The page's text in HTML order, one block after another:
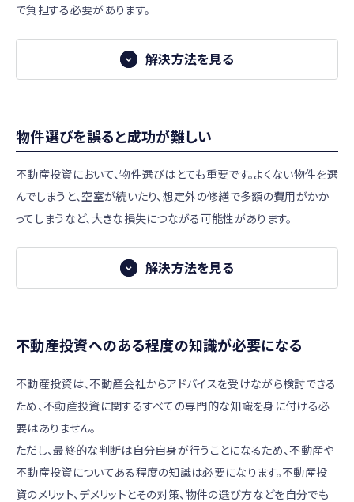
で負担する必要があります。
空室リスクは、入居者が確保しやすい物件を選ぶことで軽減
できます。例えば、都心の駅近物件などです。また、同じエリア
であれば新築や築浅物件の方が需要が高まる傾向があるた
め、築年数もポイントになります。
いかという視点での検討も重要です。条件の良い物件を選ぶ
ことができれば、空室リスクを抑えることができるでしょう。
空室保証をつければ家賃の一定額を保証できる
空室対策として提供されているサービスのひとつが「空室保
証」です。契約期間内に空室が発生すると査定賃料の8～9割
程度が保証されますので、空室に対するリスクヘッジになり
ます。空室が続いてしまうような場合は損失を大きく抑えら
れます。
空室保証は、オーナーが保証会社と契約し毎月一定の保証
解決方法を見る
物件選びを誤ると成功が難しい
不動産投資において、物件選びはとても重要です。よくない物件を選
んでしまうと、空室が続いたり、想定外の修繕で多額の費用がかか
ってしまうなど、大きな損失につながる可能性があります。
物件選びの基本となるポイントを押さえましょう。代表的なポ
イントは下記の通りです。
・立地：利便性が高く今後も賃貸需要が見込めるエリ
ア
・管理：適切な物件管理やメンテナンスがされている
・設備：オートロックなどの設備が充実している
解決方法を見る
不動産投資へのある程度の知識が必要になる
不動産投資は、不動産会社からアドバイスを受けながら検討できる
ため、不動産投資に関するすべての専門的な知識を身に付ける必
要はありません。
ただし、最終的な判断は自分自身が行うことになるため、不動産や
不動産投資についてある程度の知識は必要になります。不動産投
資のメリット、デメリットとその対策、物件の選び方などを自分でも